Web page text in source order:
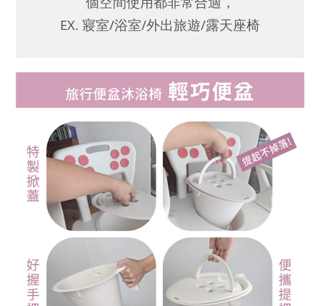
EX. 寢室/浴室/外出旅遊/露天座椅